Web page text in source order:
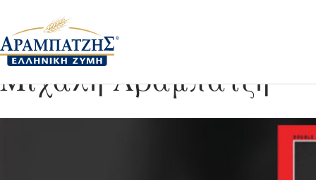
Περιοδικό ΤΙΜΕ:
Μιχάλη Αραμπατζή